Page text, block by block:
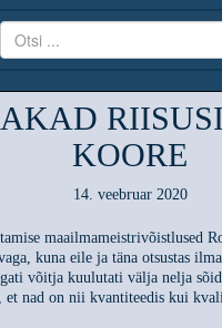
KOORE
14. veebruar 2020
maailmameistrivõistlused
kuna eile ja täna otsustas
võitja kuulutati välja nelja
et nad on nii kvantiteedis kui